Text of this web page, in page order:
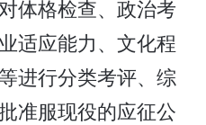
体格检查、政治考
适应能力、文化程
进行分类考评、综
准服现役的应征公